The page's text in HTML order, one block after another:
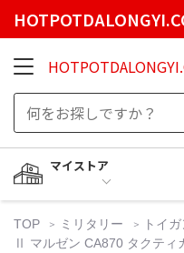
マイストア
TOP ミリタリー トイ
Ⅱ マルゼン CA870 タクティ